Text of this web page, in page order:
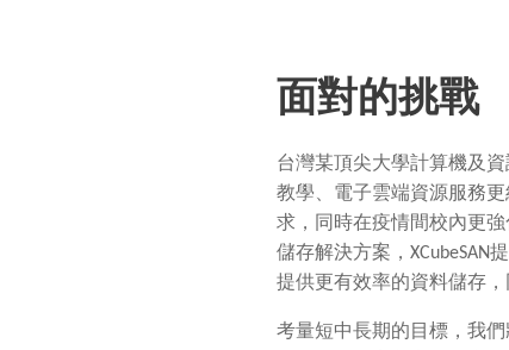
面對的挑戰
台灣某頂尖大學計算機及
教學、電子雲端資源服務
求，同時在疫情間校內更
儲存解決方案， XCubeSAN
提供更有效率的資料儲存
考量短中長期的目標，我們